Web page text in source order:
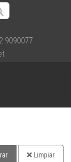
9090077
Limpiar